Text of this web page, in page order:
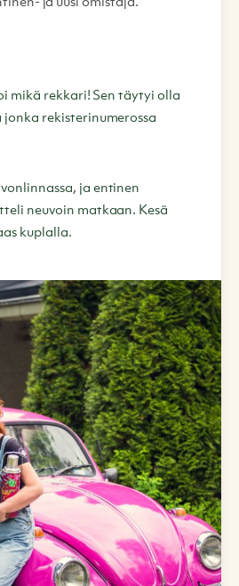
ja uusi omistaja.
mikä rekkari! Sen täytyi olla
rekisterinumerossa
ja entinen
neuvoin matkaan. Kesä
kuplalla.